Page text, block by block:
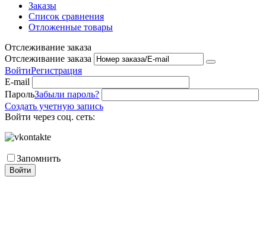
Заказы
Список сравнения
Отложенные товары
Отслеживание заказа
Отслеживание заказа
ВойтиРегистрация
E-mail
ПарольЗабыли пароль?
Создать учетную запись
Войти через соц. сеть:
Запомнить
Войти